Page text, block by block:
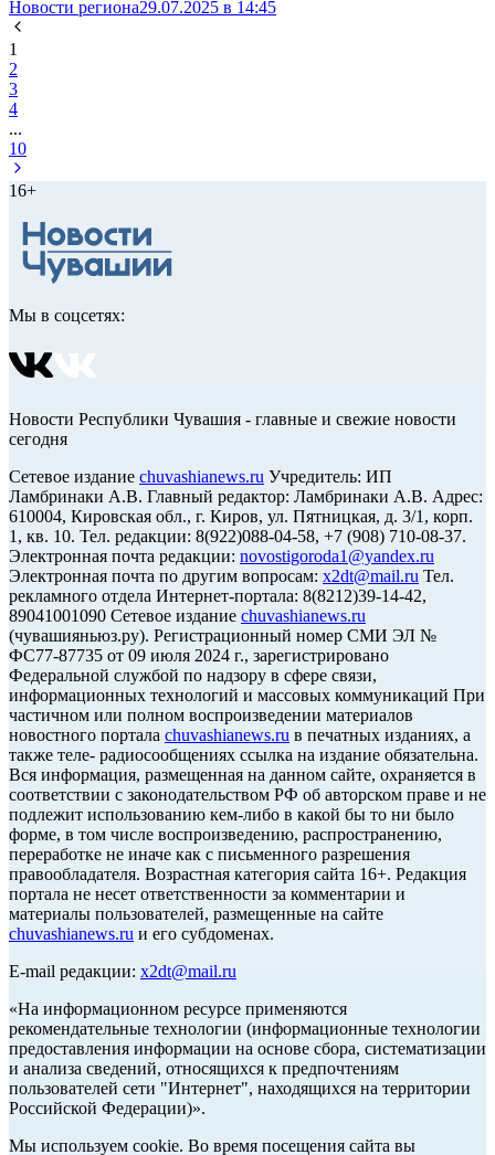
Новости региона29.07.2025 в 14:45
1
2
3
4
...
10
16+
Мы в соцсетях:
Новости Республики Чувашия - главные и свежие новости
сегодня
Сетевое издание chuvashianews.ru Учредитель: ИП
Ламбринаки А.В. Главный редактор: Ламбринаки А.В. Адрес:
610004, Кировская обл., г. Киров, ул. Пятницкая, д. 3/1, корп.
1, кв. 10. Тел. редакции: 8(922)088-04-58, +7 (908) 710-08-37.
Электронная почта редакции: novostigoroda1@yandex.ru
Электронная почта по другим вопросам: x2dt@mail.ru Тел.
рекламного отдела Интернет-портала: 8(8212)39-14-42,
89041001090 Сетевое издание chuvashianews.ru
(чувашияньюз.ру). Регистрационный номер СМИ ЭЛ №
ФС77-87735 от 09 июля 2024 г., зарегистрировано
Федеральной службой по надзору в сфере связи,
информационных технологий и массовых коммуникаций При
частичном или полном воспроизведении материалов
новостного портала chuvashianews.ru в печатных изданиях, а
также теле- радиосообщениях ссылка на издание обязательна.
Вся информация, размещенная на данном сайте, охраняется в
соответствии с законодательством РФ об авторском праве и не
подлежит использованию кем-либо в какой бы то ни было
форме, в том числе воспроизведению, распространению,
переработке не иначе как с письменного разрешения
правообладателя. Возрастная категория сайта 16+. Редакция
портала не несет ответственности за комментарии и
материалы пользователей, размещенные на сайте
chuvashianews.ru и его субдоменах.
E-mail редакции: x2dt@mail.ru
«На информационном ресурсе применяются
рекомендательные технологии (информационные технологии
предоставления информации на основе сбора, систематизации
и анализа сведений, относящихся к предпочтениям
пользователей сети "Интернет", находящихся на территории
Российской Федерации)».
Мы используем cookie. Во время посещения сайта вы